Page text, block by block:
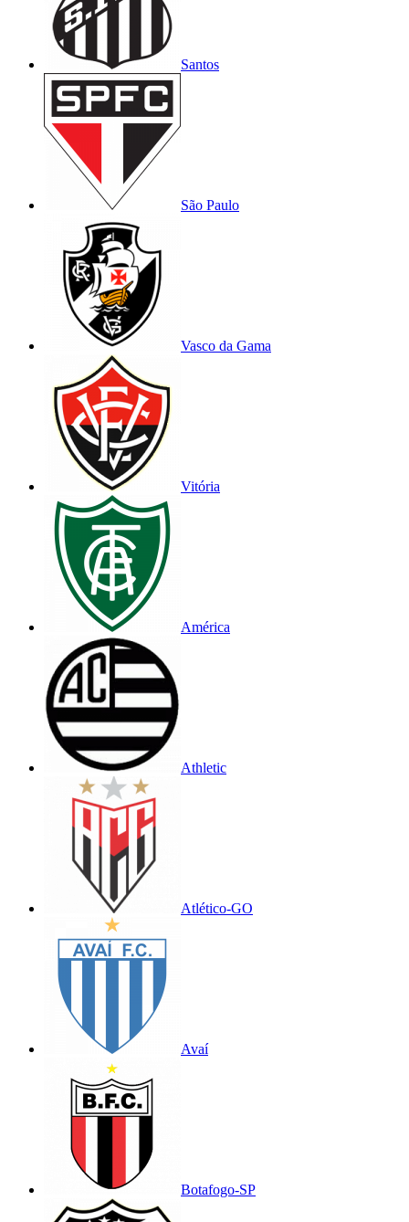
Santos
São Paulo
Vasco da Gama
Vitória
América
Athletic
Atlético-GO
Avaí
Botafogo-SP